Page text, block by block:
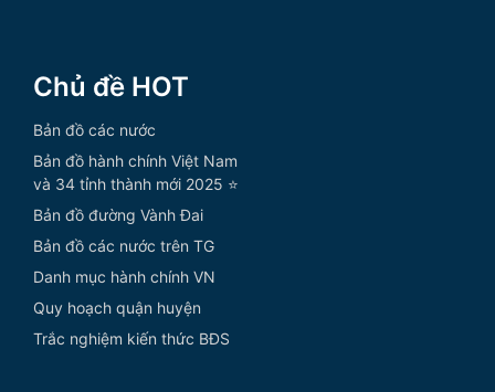
Chủ đề HOT
Bản đồ các nước
Bản đồ hành chính Việt Nam
và 34 tỉnh thành mới 2025 ⭐
Bản đồ đường Vành Đai
Bản đồ các nước trên TG
Danh mục hành chính VN
Quy hoạch quận huyện
Trắc nghiệm kiến thức BĐS